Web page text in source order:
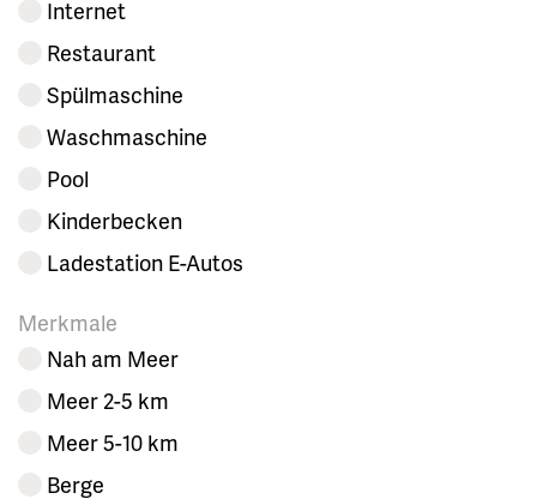
Internet
Restaurant
Spülmaschine
Waschmaschine
Pool
Kinderbecken
Ladestation E-Autos
Merkmale
Nah am Meer
Meer 2-5 km
Meer 5-10 km
Berge